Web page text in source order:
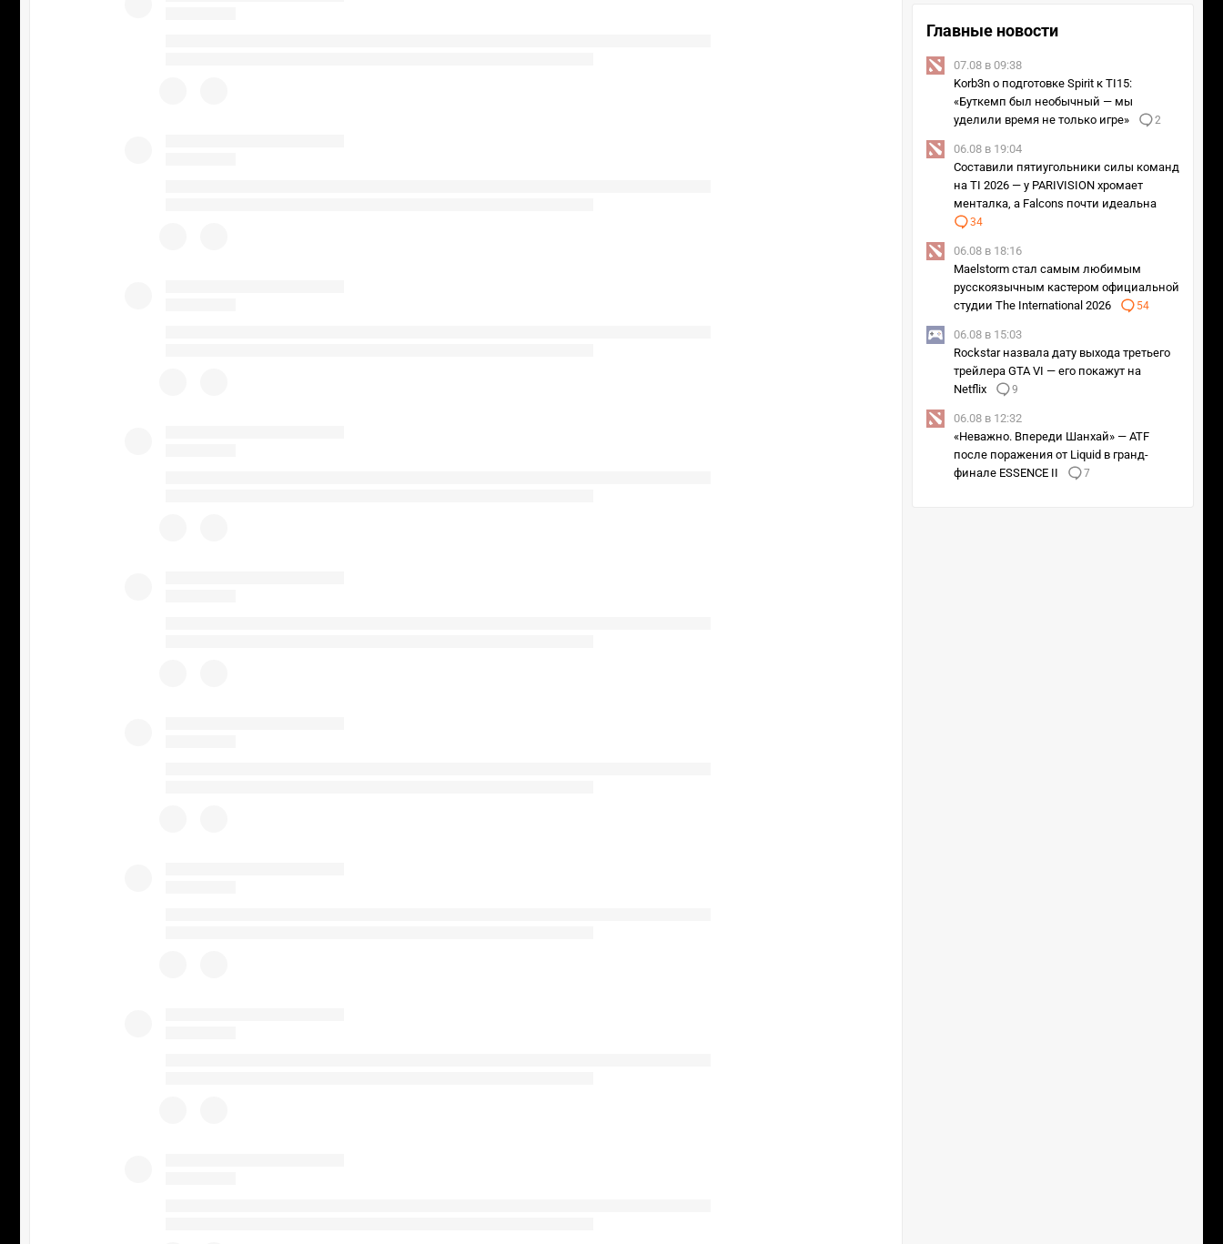
Главные новости
07.08 в 09:38
Korb3n о подготовке Spirit к TI15:
«Буткемп был необычный — мы
уделили время не только игре»
2
06.08 в 19:04
Составили пятиугольники силы команд
на TI 2026 — у PARIVISION хромает
менталка, а Falcons почти идеальна
34
06.08 в 18:16
Maelstorm стал самым любимым
русскоязычным кастером официальной
студии The International 2026
54
06.08 в 15:03
Rockstar назвала дату выхода третьего
трейлера GTA VI — его покажут на
Netflix
9
06.08 в 12:32
«Неважно. Впереди Шанхай» — ATF
после поражения от Liquid в гранд-
финале ESSENCE II
7